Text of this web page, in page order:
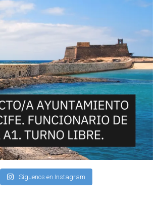
Síguenos en Instagram